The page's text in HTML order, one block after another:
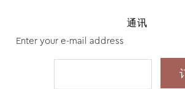
通讯
Enter your e-mail address